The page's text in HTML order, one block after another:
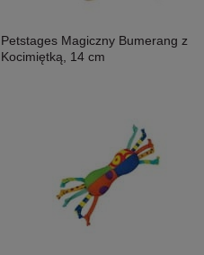
Petstages Magiczny Bumerang z
Kocimiętką, 14 cm